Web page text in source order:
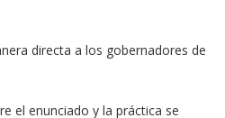
directa a los gobernadores de
el enunciado y la práctica se